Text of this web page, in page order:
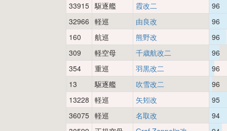
33915 駆逐艦 霞改二
96
32966 軽巡 由良改
96
160
航巡 熊野改
96
309
軽空母 千歳航改二
96
354
重巡 羽黒改二
96
13
駆逐艦 吹雪改二
96
13228 軽巡 矢矧改
95
36075 軽巡 名取改
94